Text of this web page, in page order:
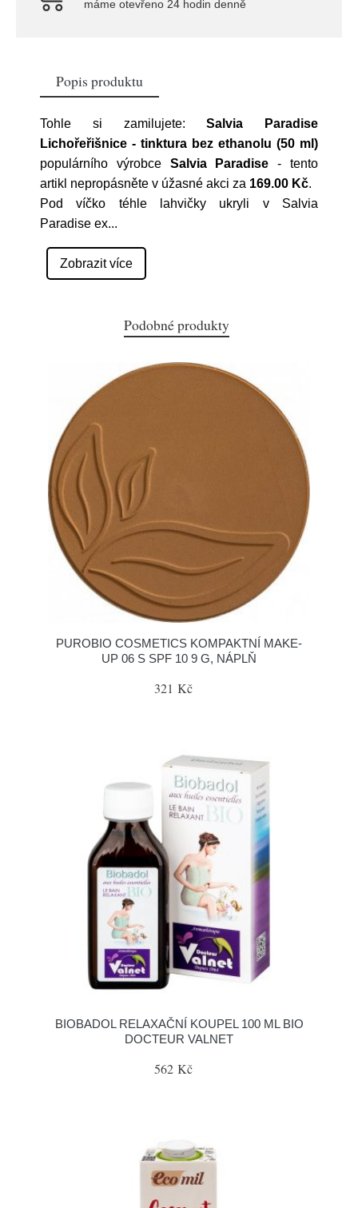
máme otevřeno 24 hodin denně
Popis produktu
Tohle si zamilujete:Salvia Paradise
Lichořeřišnice - tinktura bez ethanolu (50 ml)
populárního výrobce Salvia Paradise - tento
artikl nepropásněte v úžasné akci za 169.00 Kč.
Pod víčko téhle lahvičky ukryli v Salvia
Paradise ex...
Zobrazit více
Podobné produkty
PUROBIO COSMETICS KOMPAKTNÍ MAKE-
UP 06 S SPF 10 9 G, NÁPLŇ
321 Kč
BIOBADOL RELAXAČNÍ KOUPEL 100 ML BIO
DOCTEUR VALNET
562 Kč